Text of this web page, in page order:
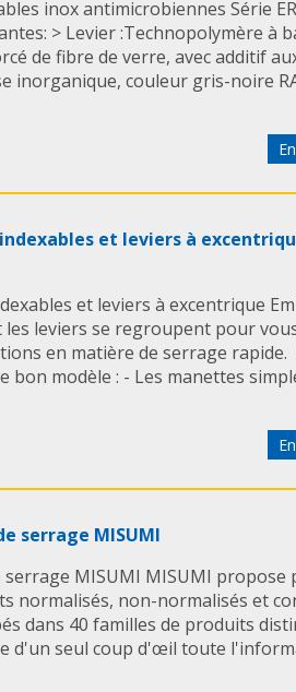
> Protection de la pièce serrée
d'appui
En savoir + :Fiche technique
inox antimicrobiennes Série
> Levier :Technopolymère à
de fibre de verre, avec additif
inorganique, couleur gris-noire
et leviers à
et leviers à excentrique
les leviers se regroupent pour
en matière de serrage
bon modèle : - Les manettes
serrage MISUMI
MISUMI MISUMI propose
normalisés, non-normalisés et
dans 40 familles de produits
d'un seul coup d'œil toute